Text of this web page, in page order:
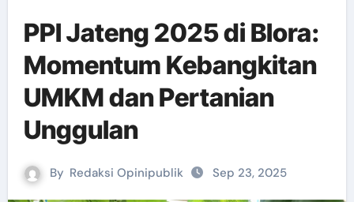
PPI Jateng 2025 di Blora:
Momentum Kebangkitan
UMKM dan Pertanian
Unggulan
By Redaksi Opinipublik Sep 23, 2025